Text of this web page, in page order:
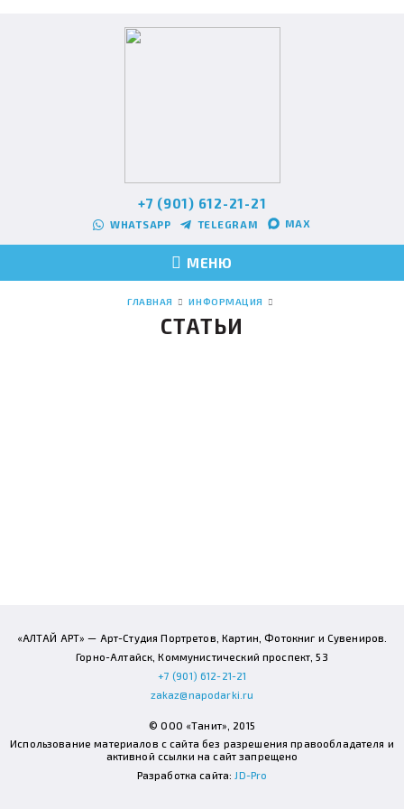
+7 (901) 612-21-21
WHATSAPP TELEGRAM MAX
МЕНЮ
ГЛАВНАЯ ИНФОРМАЦИЯ
СТАТЬИ
«АЛТАЙ АРТ» — Арт-Студия Портретов, Картин, Фотокниг и Сувениров.
Горно-Алтайск, Коммунистический проспект, 53
+7 (901) 612-21-21
zakaz@napodarki.ru
© ООО «Танит», 2015
Использование материалов с сайта без разрешения правообладателя и
активной ссылки на сайт запрещено
Разработка сайта: JD-Pro